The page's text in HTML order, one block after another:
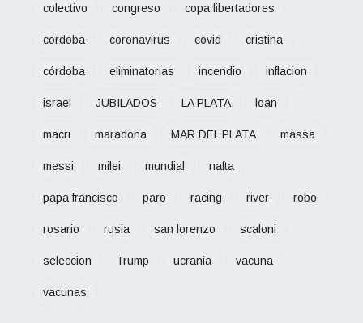
colectivo congreso copa libertadores
cordoba coronavirus covid cristina
córdoba eliminatorias incendio inflacion
israel JUBILADOS LA PLATA loan
macri maradona MAR DEL PLATA massa
messi milei mundial nafta
papa francisco paro racing river robo
rosario rusia san lorenzo scaloni
seleccion Trump ucrania vacuna
vacunas